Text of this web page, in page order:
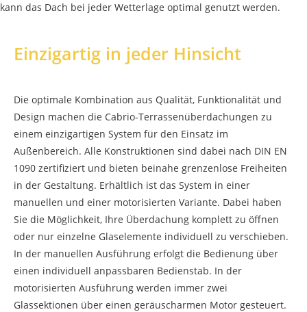
kann das Dach bei jeder Wetterlage optimal genutzt werden.
Einzigartig in jeder Hinsicht
Die optimale Kombination aus Qualität, Funktionalität und
Design machen die Cabrio-Terrassenüberdachungen zu
einem einzigartigen System für den Einsatz im
Außenbereich. Alle Konstruktionen sind dabei nach DIN EN
1090 zertifiziert und bieten beinahe grenzenlose Freiheiten
in der Gestaltung. Erhältlich ist das System in einer
manuellen und einer motorisierten Variante. Dabei haben
Sie die Möglichkeit, Ihre Überdachung komplett zu öffnen
oder nur einzelne Glaselemente individuell zu verschieben.
In der manuellen Ausführung erfolgt die Bedienung über
einen individuell anpassbaren Bedienstab. In der
motorisierten Ausführung werden immer zwei
Glassektionen über einen geräuscharmen Motor gesteuert.